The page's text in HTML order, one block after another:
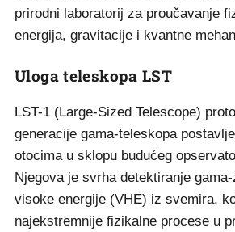
prirodni laboratorij za proučavanje
energija, gravitacije i kvantne
Uloga teleskopa LST
LST-1 (Large-Sized Telescope)
generacije gama-teleskopa
otocima u sklopu budućeg
Njegova je svrha detektiranje
visoke energije (VHE) iz svemira,
najekstremnije fizikalne procese u